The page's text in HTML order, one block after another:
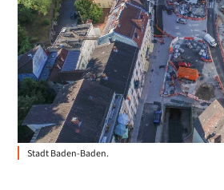
Stadt Baden-Baden.